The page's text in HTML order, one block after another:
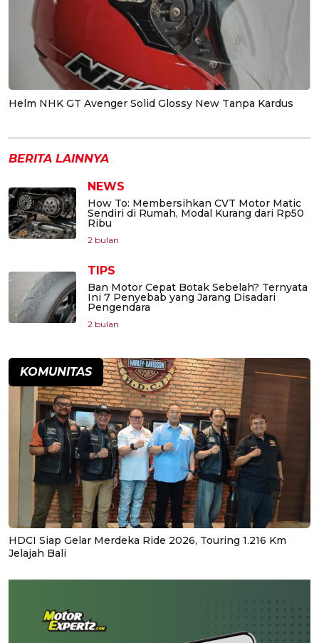
Helm NHK GT Avenger Solid Glossy New Tanpa Kardus
BERITA LAINNYA
NEWS
How To: Membersihkan CVT Motor Matic
Sendiri di Rumah, Modal Kurang dari Rp50
Ribu
2 bulan
TIPS
Ban Motor Cepat Botak Sebelah? Ternyata
Ini 7 Penyebab yang Jarang Disadari
Pengendara
2 bulan
KOMUNITAS
HDCI Siap Gelar Merdeka Ride 2026, Touring 1.216 Km
Jelajah Bali